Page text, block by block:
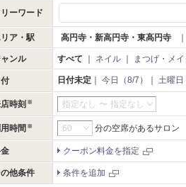
ーワード
ア・駅 高円寺・新高円寺・東高円寺
ンル すべて ネイル まつげ・メ
付 日付未定 今日（8/7） 土曜日
時刻 指定なし 〜 指定なし
時間 分の空席があるサロン
クーポン料金を指定
他条件 条件を追加